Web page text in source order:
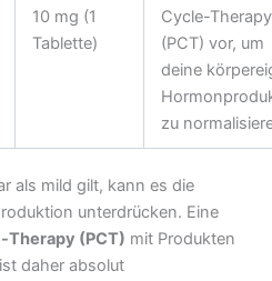
10 mg (1
Tablette)
Cycle-Therapy
(PCT) vor, um
deine
zu
als mild gilt, kann es die
unterdrücken. Eine
Therapy (PCT) mit Produkten
daher absolut